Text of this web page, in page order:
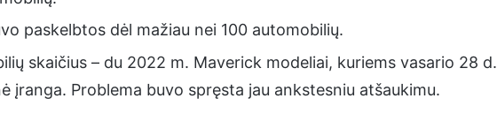
paskelbtos dėl mažiau nei 100 automobilių.
skaičius – du 2022 m. Maverick modeliai, kuriems vasario 28 d.
įranga. Problema buvo spręsta jau ankstesniu atšaukimu.